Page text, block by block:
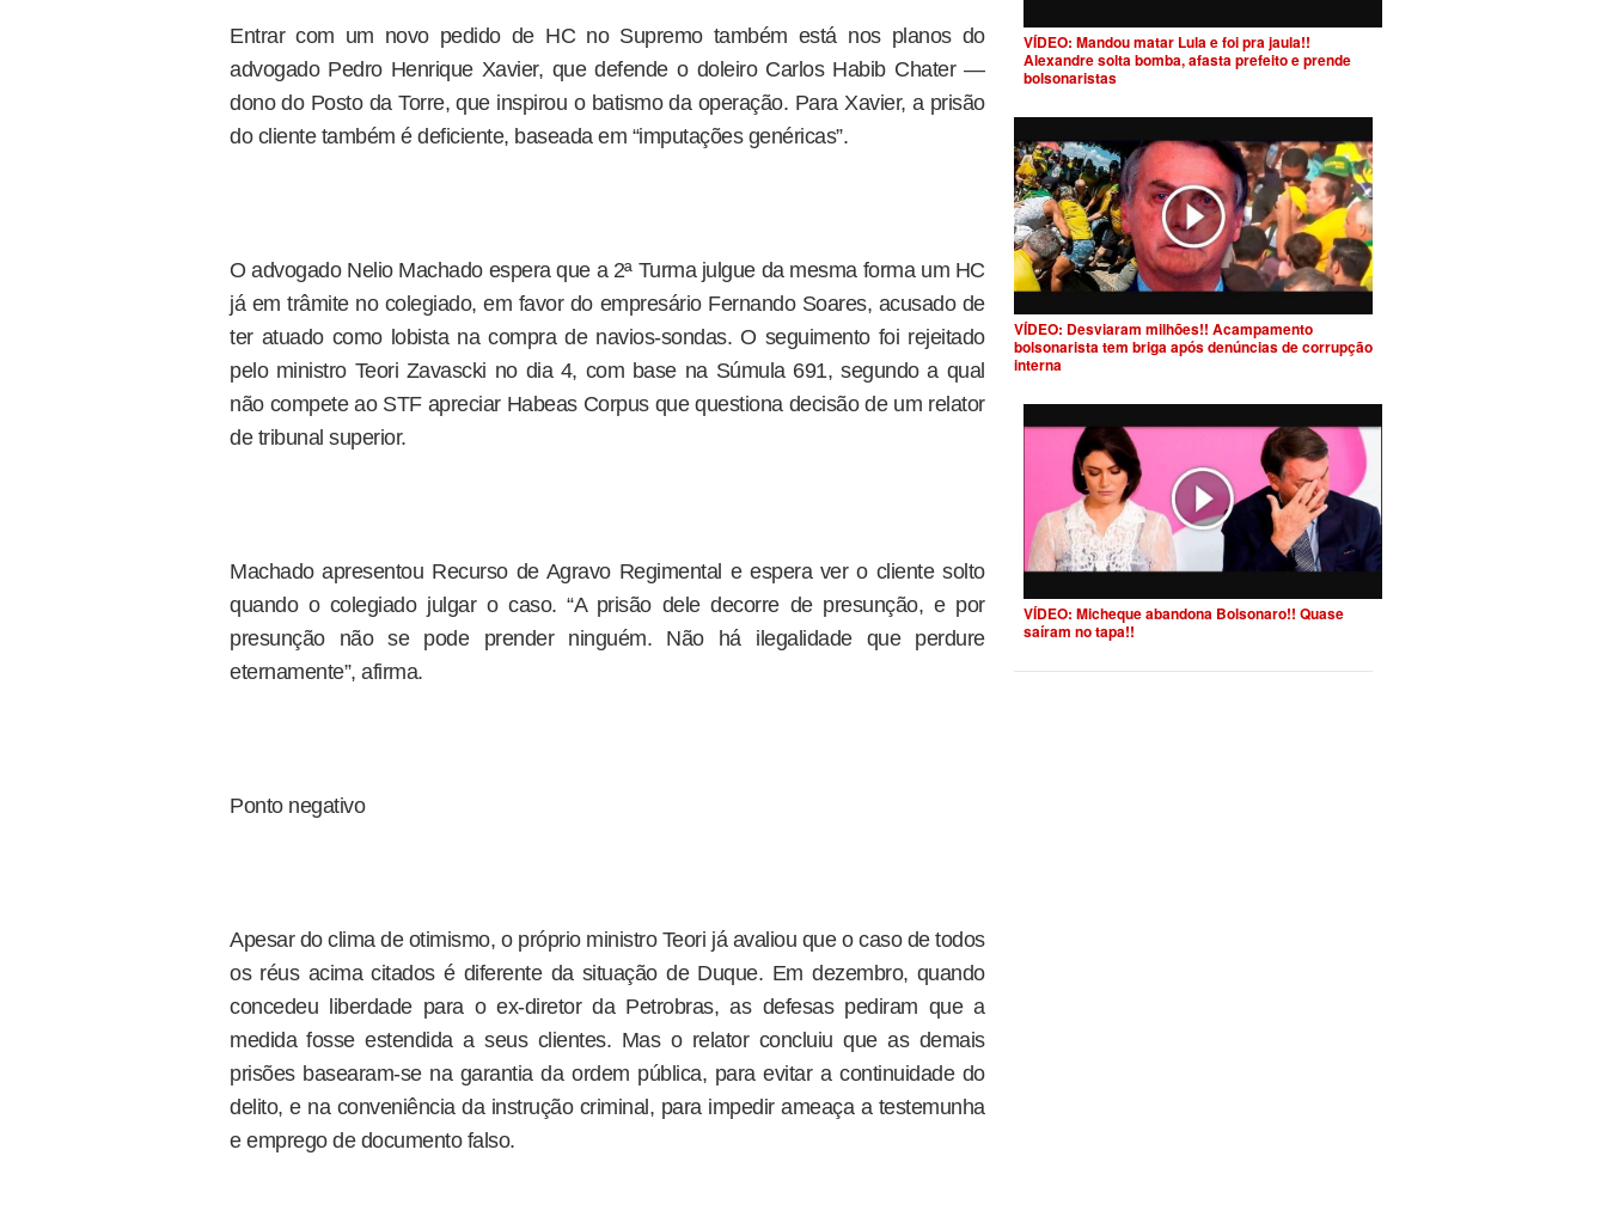
Entrar com um novo pedido de HC no Supremo também está nos planos do
advogado Pedro Henrique Xavier, que defende o doleiro Carlos Habib Chater —
dono do Posto da Torre, que inspirou o batismo da operação. Para Xavier, a prisão
do cliente também é deficiente, baseada em “imputações genéricas”.
O advogado Nelio Machado espera que a 2ª Turma julgue da mesma forma um HC
já em trâmite no colegiado, em favor do empresário Fernando Soares, acusado de
ter atuado como lobista na compra de navios-sondas. O seguimento foi rejeitado
pelo ministro Teori Zavascki no dia 4, com base na Súmula 691, segundo a qual
não compete ao STF apreciar Habeas Corpus que questiona decisão de um relator
de tribunal superior.
Machado apresentou Recurso de Agravo Regimental e espera ver o cliente solto
quando o colegiado julgar o caso. “A prisão dele decorre de presunção, e por
presunção não se pode prender ninguém. Não há ilegalidade que perdure
eternamente”, afirma.
Ponto negativo
Apesar do clima de otimismo, o próprio ministro Teori já avaliou que o caso de todos
os réus acima citados é diferente da situação de Duque. Em dezembro, quando
concedeu liberdade para o ex-diretor da Petrobras, as defesas pediram que a
medida fosse estendida a seus clientes. Mas o relator concluiu que as demais
prisões basearam-se na garantia da ordem pública, para evitar a continuidade do
delito, e na conveniência da instrução criminal, para impedir ameaça a testemunha
e emprego de documento falso.
VÍDEO: Mandou matar Lula e foi pra jaula!!
Alexandre solta bomba, afasta prefeito e prende
bolsonaristas
VÍDEO: Desviaram milhões!! Acampamento
bolsonarista tem briga após denúncias de corrupção
interna
VÍDEO: Micheque abandona Bolsonaro!! Quase
saíram no tapa!!